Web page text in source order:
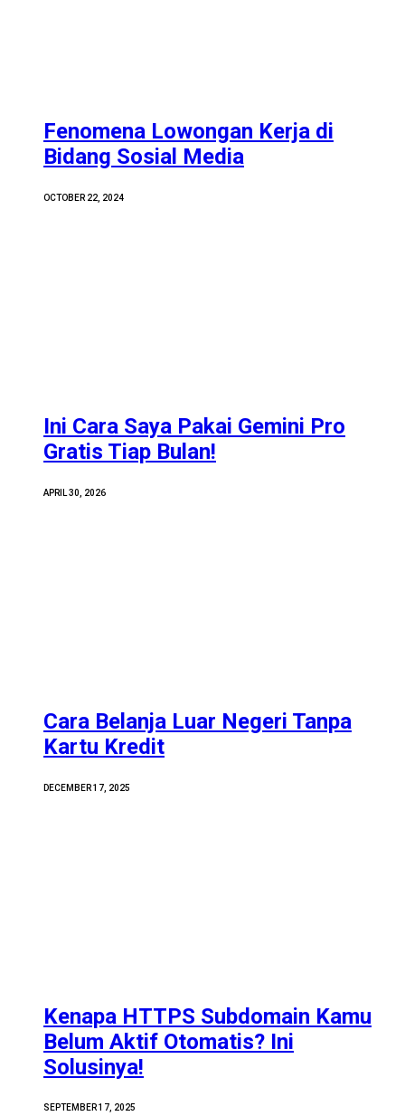
Fenomena Lowongan Kerja di
Bidang Sosial Media
OCTOBER 22, 2024
Ini Cara Saya Pakai Gemini Pro
Gratis Tiap Bulan!
APRIL 30, 2026
Cara Belanja Luar Negeri Tanpa
Kartu Kredit
DECEMBER 17, 2025
Kenapa HTTPS Subdomain Kamu
Belum Aktif Otomatis? Ini
Solusinya!
SEPTEMBER 17, 2025